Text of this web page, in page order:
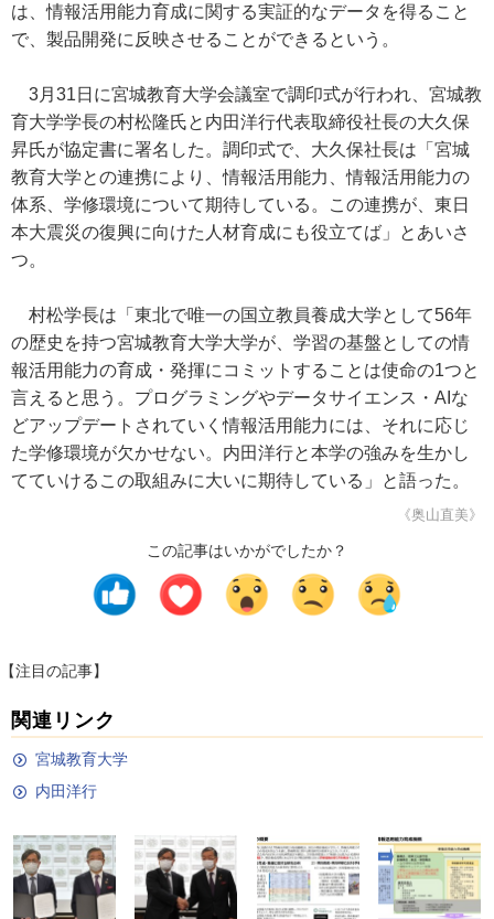
は、情報活用能力育成に関する実証的なデータを得ること
で、製品開発に反映させることができるという。
3月31日に宮城教育大学会議室で調印式が行われ、宮城教
育大学学長の村松隆氏と内田洋行代表取締役社長の大久保
昇氏が協定書に署名した。調印式で、大久保社長は「宮城
教育大学との連携により、情報活用能力、情報活用能力の
体系、学修環境について期待している。この連携が、東日
本大震災の復興に向けた人材育成にも役立てば」とあいさ
つ。
村松学長は「東北で唯一の国立教員養成大学として56年
の歴史を持つ宮城教育大学大学が、学習の基盤としての情
報活用能力の育成・発揮にコミットすることは使命の1つと
言えると思う。プログラミングやデータサイエンス・AIな
どアップデートされていく情報活用能力には、それに応じ
た学修環境が欠かせない。内田洋行と本学の強みを生かし
てていけるこの取組みに大いに期待している」と語った。
《奥山直美》
この記事はいかがでしたか？
【注目の記事】
関連リンク
宮城教育大学
内田洋行